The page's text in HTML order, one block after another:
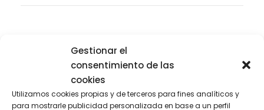
Gestionar el
consentimiento de las
cookies
Utilizamos cookies propias y de terceros para fines analíticos y
para mostrarle publicidad personalizada en base a un perfil
Buscador de artículos